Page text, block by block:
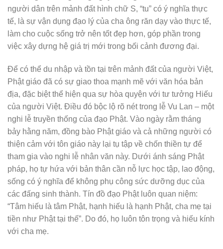
người dân trên mảnh đất hình chữ S, “tu” có ý nghĩa thực
tế, là sự vận dụng đạo lý của cha ông răn dạy vào thực tế,
làm cho cuộc sống trở nên tốt đẹp hơn, góp phần trong
việc xây dựng hệ giá trị mới trong bối cảnh đương đại.
Để có thể du nhập và tồn tại trên mảnh đất của người Việt,
Phật giáo đã có sự giao thoa mạnh mẽ với văn hóa bản
địa, đặc biệt thể hiện qua sự hòa quyện với tư tưởng Hiếu
của người Việt. Điều đó bộc lộ rõ nét trong lễ Vu Lan – một
nghi lễ truyền thống của đạo Phật. Vào ngày rằm tháng
bảy hằng năm, đồng bào Phật giáo và cả những người có
thiện cảm với tôn giáo này lại tụ tập về chốn thiền tự để
tham gia vào nghi lễ nhân văn này. Dưới ánh sáng Phật
pháp, họ tự hứa với bản thân cần nỗ lực học tập, lao động,
sống có ý nghĩa để không phụ công sức dưỡng dục của
các đấng sinh thành. Tín đồ đạo Phật luôn quan niệm:
“Tâm hiếu là tâm Phật, hạnh hiếu là hạnh Phật, cha mẹ tại
tiền như Phật tại thế”. Do đó, họ luôn tôn trọng và hiếu kính
với cha mẹ.